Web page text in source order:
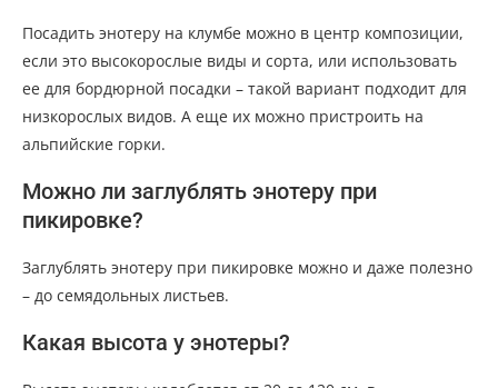
Посадить энотеру на клумбе можно в центр композиции,
если это высокорослые виды и сорта, или использовать
ее для бордюрной посадки – такой вариант подходит для
низкорослых видов. А еще их можно пристроить на
альпийские горки.
Можно ли заглублять энотеру при
пикировке?
Заглублять энотеру при пикировке можно и даже полезно
– до семядольных листьев.
Какая высота у энотеры?